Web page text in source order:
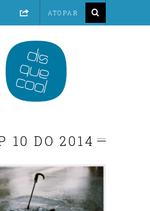
10 DO 2014